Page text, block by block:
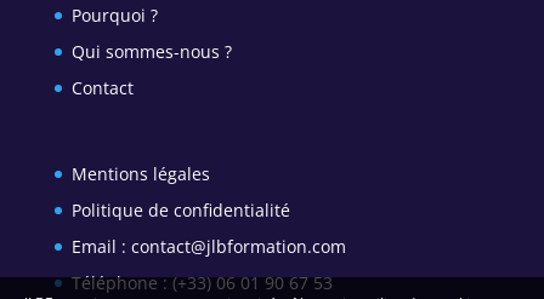
Pourquoi ?
Qui sommes-nous ?
Contact
Mentions légales
Politique de confidentialité
Email : contact@jlbformation.com
Téléphone : (+33) 06 01 90 67 53